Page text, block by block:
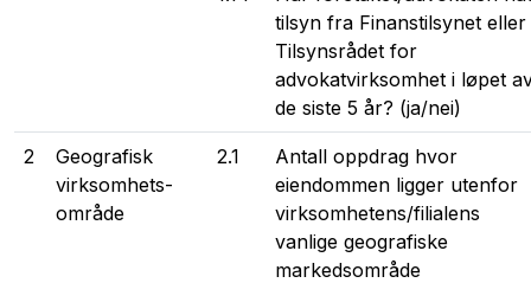
tilsyn fra Finanstilsynet eller
Tilsynsrådet for
advokatvirksomhet i løpet
de siste 5 år? (ja/nei)
2
Geografisk
virksomhets-
område
2.1
Antall oppdrag hvor
eiendommen ligger utenfor
virksomhetens/filialens
vanlige geografiske
markedsområde